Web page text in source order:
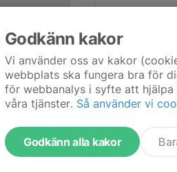
Godkänn kakor
Vi använder oss av kakor
webbplats ska fungera bra för
för webbanalys i syfte att
våra tjänster. Så använder vi
Godkänn alla kakor